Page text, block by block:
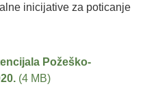
inicijative za poticanje
Požeško-